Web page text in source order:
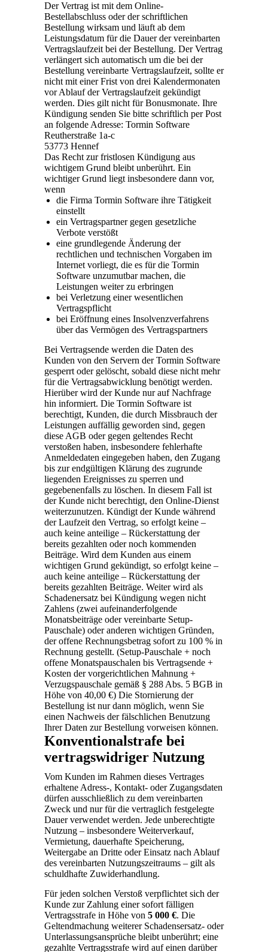
Der Vertrag ist mit dem Online-
Bestellabschluss oder der schriftlichen
Bestellung wirksam und läuft ab dem
Leistungsdatum für die Dauer der vereinbarten
Vertragslaufzeit bei der Bestellung. Der Vertrag
verlängert sich automatisch um die bei der
Bestellung vereinbarte Vertragslaufzeit, sollte er
nicht mit einer Frist von drei Kalendermonaten
vor Ablauf der Vertragslaufzeit gekündigt
werden. Dies gilt nicht für Bonusmonate. Ihre
Kündigung senden Sie bitte schriftlich per Post
an folgende Adresse: Tormin Software
Reutherstraße 1a-c
53773 Hennef
Das Recht zur fristlosen Kündigung aus
wichtigem Grund bleibt unberührt. Ein
wichtiger Grund liegt insbesondere dann vor,
wenn
die Firma Tormin Software ihre Tätigkeit
einstellt
ein Vertragspartner gegen gesetzliche
Verbote verstößt
eine grundlegende Änderung der
rechtlichen und technischen Vorgaben im
Internet vorliegt, die es für die Tormin
Software unzumutbar machen, die
Leistungen weiter zu erbringen
bei Verletzung einer wesentlichen
Vertragspflicht
bei Eröffnung eines Insolvenzverfahrens
über das Vermögen des Vertragspartners
Bei Vertragsende werden die Daten des
Kunden von den Servern der Tormin Software
gesperrt oder gelöscht, sobald diese nicht mehr
für die Vertragsabwicklung benötigt werden.
Hierüber wird der Kunde nur auf Nachfrage
hin informiert. Die Tormin Software ist
berechtigt, Kunden, die durch Missbrauch der
Leistungen auffällig geworden sind, gegen
diese AGB oder gegen geltendes Recht
verstoßen haben, insbesondere fehlerhafte
Anmeldedaten eingegeben haben, den Zugang
bis zur endgültigen Klärung des zugrunde
liegenden Ereignisses zu sperren und
gegebenenfalls zu löschen. In diesem Fall ist
der Kunde nicht berechtigt, den Online-Dienst
weiterzunutzen. Kündigt der Kunde während
der Laufzeit den Vertrag, so erfolgt keine –
auch keine anteilige – Rückerstattung der
bereits gezahlten oder noch kommenden
Beiträge. Wird dem Kunden aus einem
wichtigen Grund gekündigt, so erfolgt keine –
auch keine anteilige – Rückerstattung der
bereits gezahlten Beiträge. Weiter wird als
Schadenersatz bei Kündigung wegen nicht
Zahlens (zwei aufeinanderfolgende
Monatsbeiträge oder vereinbarte Setup-
Pauschale) oder anderen wichtigen Gründen,
der offene Rechnungsbetrag sofort zu 100 % in
Rechnung gestellt. (Setup-Pauschale + noch
offene Monatspauschalen bis Vertragsende +
Kosten der vorgerichtlichen Mahnung +
Verzugspauschale gemäß § 288 Abs. 5 BGB in
Höhe von 40,00 €) Die Stornierung der
Bestellung ist nur dann möglich, wenn Sie
einen Nachweis der fälschlichen Benutzung
Ihrer Daten zur Bestellung vorweisen können.
Konventionalstrafe bei
vertragswidriger Nutzung
Vom Kunden im Rahmen dieses Vertrages
erhaltene Adress-, Kontakt- oder Zugangsdaten
dürfen ausschließlich zu dem vereinbarten
Zweck und nur für die vertraglich festgelegte
Dauer verwendet werden. Jede unberechtigte
Nutzung – insbesondere Weiterverkauf,
Vermietung, dauerhafte Speicherung,
Weitergabe an Dritte oder Einsatz nach Ablauf
des vereinbarten Nutzungszeitraums – gilt als
schuldhafte Zuwiderhandlung.
Für jeden solchen Verstoß verpflichtet sich der
Kunde zur Zahlung einer sofort fälligen
Vertragsstrafe in Höhe von 5 000 €. Die
Geltendmachung weiterer Schadensersatz- oder
Unterlassungsansprüche bleibt unberührt; eine
gezahlte Vertragsstrafe wird auf einen darüber